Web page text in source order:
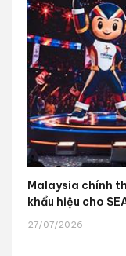
Malaysia chính
khẩu hiệu cho
27/07/2026